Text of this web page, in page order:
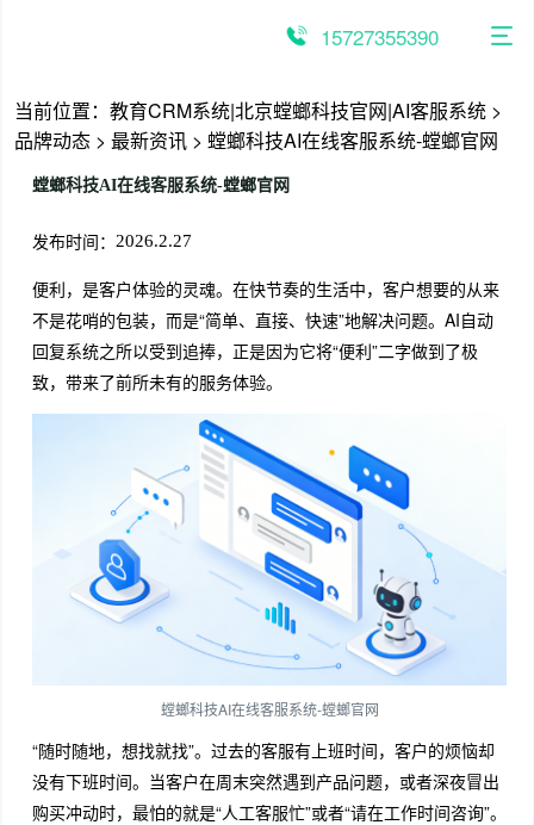
15727355390
当前位置： 教育CRM系统|北京螳螂科技官网|AI客服系统 >
品牌动态 > 最新资讯 > 螳螂科技AI在线客服系统-螳螂官网
螳螂科技AI在线客服系统-螳螂官网
发布时间： 2026.2.27
便利，是客户体验的灵魂。在快节奏的生活中，客户想要的从来
不是花哨的包装，而是“简单、直接、快速”地解决问题。AI自动
回复系统之所以受到追捧，正是因为它将“便利”二字做到了极
致，带来了前所未有的服务体验。
螳螂科技AI在线客服系统-螳螂官网
“随时随地，想找就找”。过去的客服有上班时间，客户的烦恼却
没有下班时间。当客户在周末突然遇到产品问题，或者深夜冒出
购买冲动时，最怕的就是“人工客服忙”或者“请在工作时间咨询”。